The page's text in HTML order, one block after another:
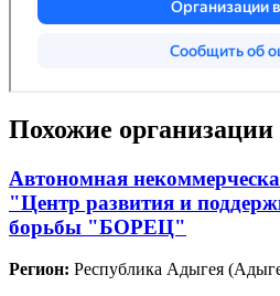
Похожие организации
Автономная
"Центр развития и
борьбы "БОРЕЦ"
Регион: Республика Адыгея